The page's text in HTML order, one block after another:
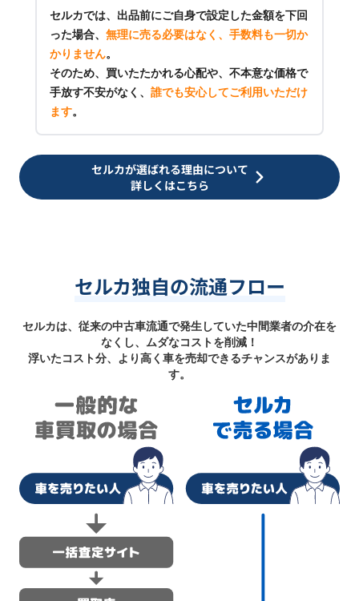
セルカでは、出品前にご自身で設定した金額を下回
った場合、 無理に売る必要はなく、手数料も一切か
かりません。
そのため、買いたたかれる心配や、不本意な価格で
手放す不安がなく、 誰でも安心してご利用いただけ
ます。
セルカが選ばれる理由について
詳しくはこちら
セルカ独自の流通フロー
セルカは、従来の中古車流通で発生していた中間業者の介在を
なくし、ムダなコストを削減！
浮いたコスト分、より高く車を売却できるチャンスがありま
す。